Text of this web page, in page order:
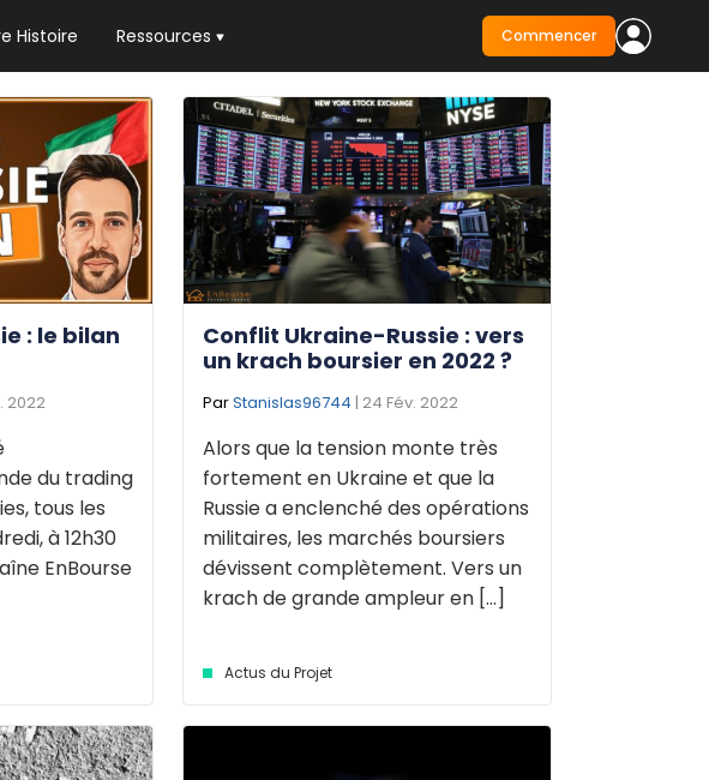
Histoire Ressources
avez besoin
dans les
Commencer
: le bilan
2022
du trading
tous les
à 12h30
EnBourse
Conflit Ukraine-Russie : vers
un krach boursier en 2022 ?
ParStanislas96744 | 24 Fév. 2022
Alors que la tension monte très
fortement en Ukraine et que la
Russie a enclenché des opérations
militaires, les marchés boursiers
dévissent complètement. Vers un
krach de grande ampleur en [...]
Actus du Projet